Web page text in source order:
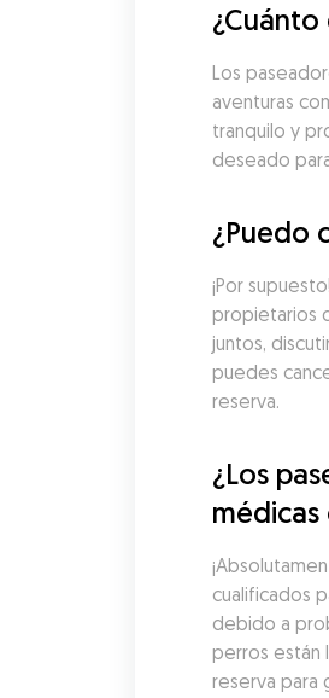
Los
aventuras
tranquilo y
deseado
¿Puedo
¡Por
propietarios
juntos,
puedes
reserva.
¿Los
médicas
cualificados
debido a
perros están
reserva para